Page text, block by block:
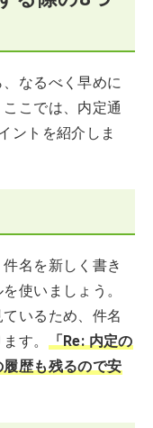
なるべく早めに
こでは、内定通
ントを紹介しま
名を新しく書き
使いましょう。
いるため、件名
す。 「Re: 内定の
歴も残るので安